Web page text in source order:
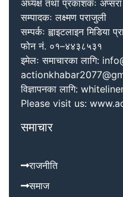
अध्यक्ष तथा प्रकाशकः
सम्पादकः लक्ष्मण पराजुली
सम्पर्कः ह्वाइटलाइन मिडिया
फोन नं. ०१–४४३८५३१
इमेलः समाचारका लागि:
विज्ञापनका लागि:
Please visit us:
समाचार
राजनीति
समाज